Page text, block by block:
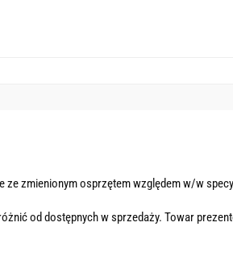
ze zmienionym osprzętem względem w/w
od dostępnych w sprzedaży. Towar